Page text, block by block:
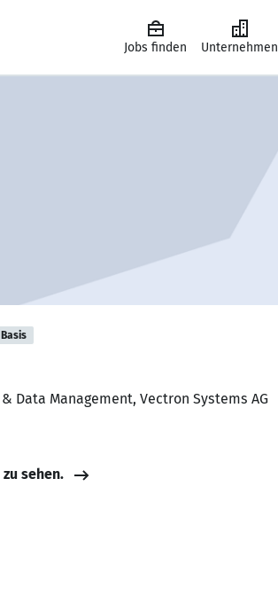
Jobs finden Unternehmen
Basis
Data Management, Vectron Systems AG
sehen.